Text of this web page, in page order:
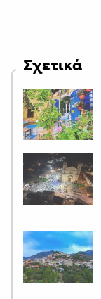
Σχετικά